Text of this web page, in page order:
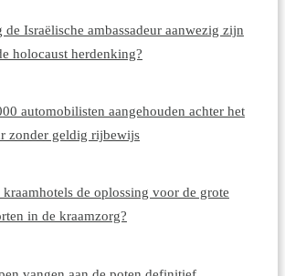
de Israëlische ambassadeur aanwezig zijn
holocaust herdenking?
automobilisten aangehouden achter het
zonder geldig rijbewijs
de oplossing voor de grote
in de kraamzorg?